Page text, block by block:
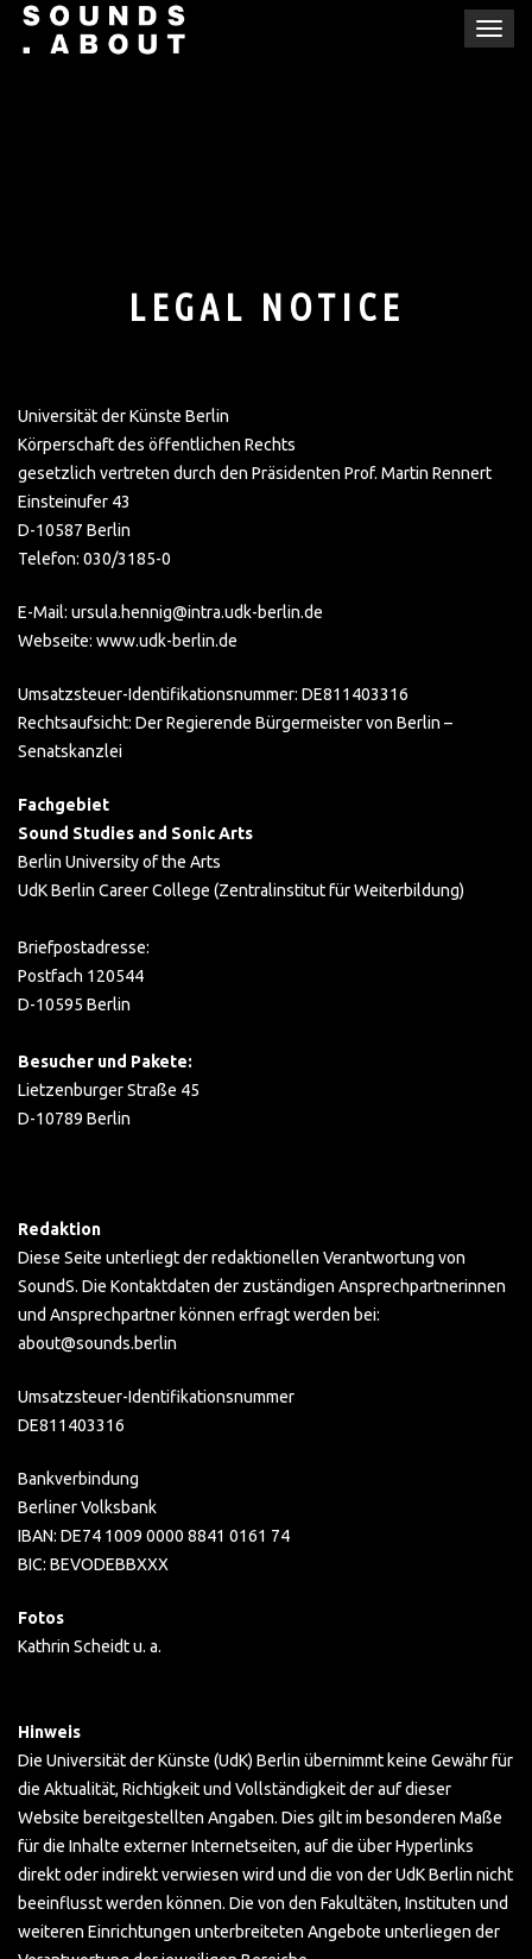
Skip
T
LEGAL NOTICE
Universität der Künste Berlin
Körperschaft des öffentlichen Rechts
gesetzlich vertreten durch den Präsidenten Prof. Martin Rennert
Einsteinufer 43
D-10587 Berlin
Telefon: 030/3185-0
E-Mail: ursula.hennig@intra.udk-berlin.de
Webseite: www.udk-berlin.de
Umsatzsteuer-Identifikationsnummer: DE811403316
Rechtsaufsicht: Der Regierende Bürgermeister von Berlin –
Senatskanzlei
Fachgebiet
Sound Studies and Sonic Arts
Berlin University of the Arts
UdK Berlin Career College (Zentralinstitut für Weiterbildung)
Briefpostadresse:
Postfach 120544
D-10595 Berlin
Besucher und Pakete:
Lietzenburger Straße 45
D-10789 Berlin
Redaktion
Diese Seite unterliegt der redaktionellen Verantwortung von
SoundS. Die Kontaktdaten der zuständigen Ansprechpartnerinnen
und Ansprechpartner können erfragt werden bei:
about@sounds.berlin
Umsatzsteuer-Identifikationsnummer
DE811403316
Bankverbindung
Berliner Volksbank
IBAN: DE74 1009 0000 8841 0161 74
BIC: BEVODEBBXXX
Fotos
Kathrin Scheidt u. a.
Hinweis
Die Universität der Künste (UdK) Berlin übernimmt keine Gewähr für
die Aktualität, Richtigkeit und Vollständigkeit der auf dieser
Website bereitgestellten Angaben. Dies gilt im besonderen Maße
für die Inhalte externer Internetseiten, auf die über Hyperlinks
direkt oder indirekt verwiesen wird und die von der UdK Berlin nicht
beeinflusst werden können. Die von den Fakultäten, Instituten und
weiteren Einrichtungen unterbreiteten Angebote unterliegen der